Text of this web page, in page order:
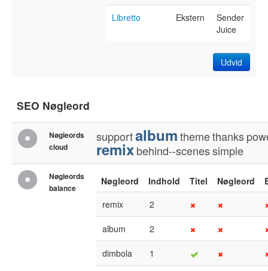
Libretto Ekstern
Sender
Juice
Udvid
SEO Nøgleord
Nøgleords
cloud
supportalbumthemethanks
remixbehind--scenessimple
Nøgleords
balance
Nøgleord Indhold Titel Nøgleord
remix
2
album 2
dimbola 1